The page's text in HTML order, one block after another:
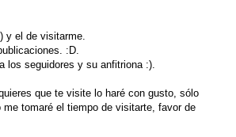
y el de visitarme.
:D.
los seguidores y su anfitriona :).
que te visite lo haré con gusto, sólo
tomaré el tiempo de visitarte, favor de